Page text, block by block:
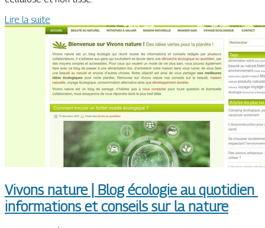
Lire la suite
Vivons nature | Blog écologie au quotidien
infor­ma­tions et conseils sur la nature